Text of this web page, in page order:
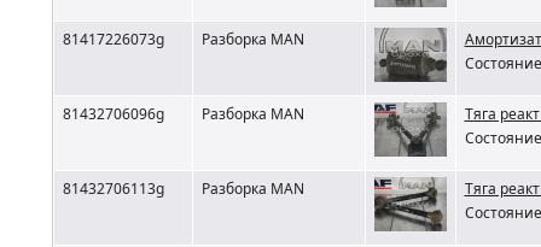
81417226073g Разборка MAN
81432706096g Разборка MAN
Тяга
81432706113g Разборка MAN
Тяга